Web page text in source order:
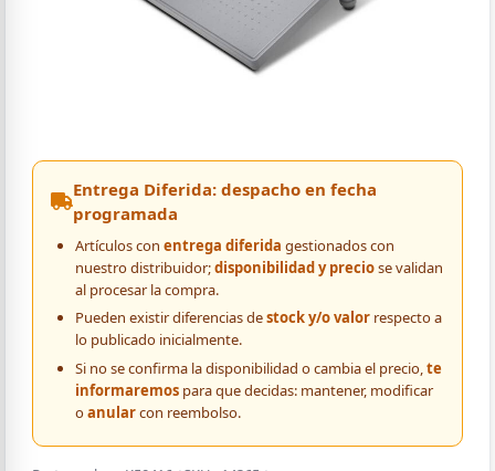
Entrega Diferida: despacho en fecha
programada
Artículos con entrega diferida gestionados con
nuestro distribuidor;disponibilidad y preciose validan
al procesar la compra.
Pueden existir diferencias destock y/o valorrespecto a
lo publicado inicialmente.
Si no se confirma la disponibilidad o cambia el precio,te
informaremospara que decidas: mantener, modificar
oanularcon reembolso.